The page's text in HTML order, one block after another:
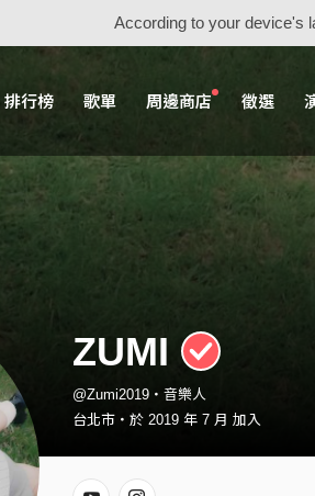
According to your device's
排行榜 歌單 周邊商店 徵選
ZUMI
@Zumi2019・音樂人
台北市・於 2019 年 7 月 加入